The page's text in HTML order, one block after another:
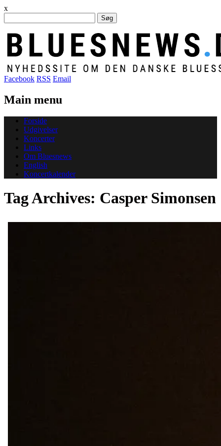
x
efter:
Facebook RSS Email
Main menu
Skip
content
Forside
Udgivelser
Koncerter
Links
Om Bluesnews
English
Koncertkalender
Tag Archives: Casper Simonsen